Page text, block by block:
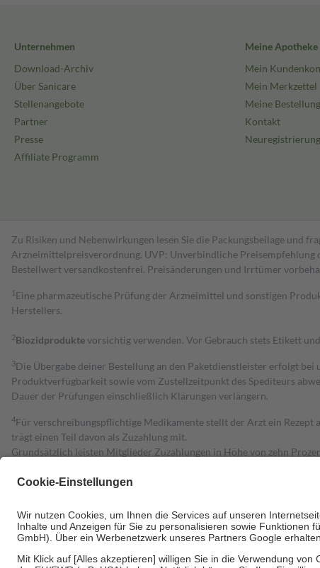
Unternehmen
Download-Archiv
Über Sanicare
Stellenangebote
Partner
Presse
Affiliate Programm
Meine Apotheke
Mein
Mein Merkzettel
Meine
Kontakt
Neuregistrierung
Zu Risiken und Nebenwirkungen lesen Sie die Packungsbeilage und
Arzneimittelpreisverordnung. UVP: Unverbindliche Preisempfehlung
Bestell­wert versand­kosten­frei. Preisänderungen und Irrtümer
1 Eine pharmazeutische Prüfung der Arzneimittel und sonstigen
Herstellers.
2Biozidproduktevorsichtig verwenden. Vor Gebrauch stets Etikett
3Die Übergabe deiner Bestellung an den Paketdienstleister erfolgt
Produktverfügbarkeit sowie vom Zustellzeitpunkt des Spediteurs
Dauer der Prüfungen einschließlich Klärungen verlängern.
4Für verschreibungspflichtige Medikamente stellt der Arzt ein
trägt einen Teil davon als Zuzahlung mit.
Grundsätzlich leisten Mitglieder Zuzahlungen in Höhe von zehn
Diese Regeln gelten grundsätzlich auch für Online-Apotheken.
Um das Engagement der Versicherten für ihre eigene Gesundheit
• Kindern und Jugendlichen bis zum vollendeten 18. Lebensjahr mit
• Untersuchungen zur Vorsorge und Früherkennung, die von der
• empfohlenen Schutzimpfungen